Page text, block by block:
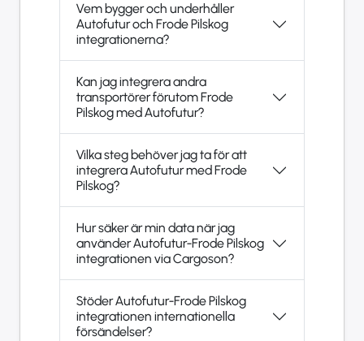
Vem bygger och underhåller
Autofutur och Frode Pilskog
integrationerna?
Kan jag integrera andra
transportörer förutom Frode
Pilskog med Autofutur?
Vilka steg behöver jag ta för att
integrera Autofutur med Frode
Pilskog?
Hur säker är min data när jag
använder Autofutur-Frode Pilskog
integrationen via Cargoson?
Stöder Autofutur-Frode Pilskog
integrationen internationella
försändelser?